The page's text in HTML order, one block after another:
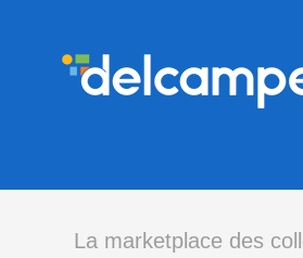
La marketplace des